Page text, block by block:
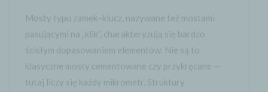
Mosty typu zamek–klucz, nazywane też mostami
pasującymi na „klik”, charakteryzują się bardzo
ścisłym dopasowaniem elementów. Nie są to
klasyczne mosty cementowane czy przykręcane —
tutaj liczy się każdy mikrometr. Struktury